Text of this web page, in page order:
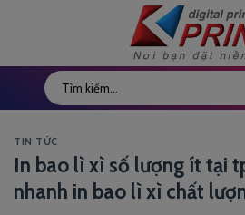
TIN TỨC
In bao lì xì số lượng ít tại
nhanh in bao lì xì chất